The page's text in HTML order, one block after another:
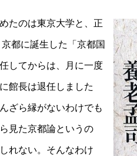
たのは東京大学と、正
都に誕生した「京都国
してからは、月に一度
館長は退任しました
ざら縁がないわけでも
見た京都論というの
れない。そんなわけ